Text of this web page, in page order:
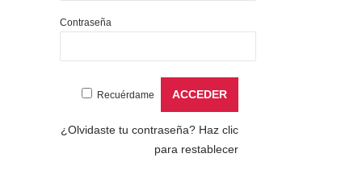
Contraseña
Recuérdame
¿Olvidaste tu contraseña? Haz clic
para restablecer